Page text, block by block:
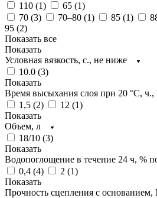
110 (1) 65 (1)
70 (3) 70–80 (1) 85 (1)
95 (2)
Показать все
Показать
Условная вязкость, с., не ниже
10.0 (3)
Показать
Время высыхания слоя при 20 °С, ч.,
1,5 (2) 12 (1)
Показать
Объем, л
18/10 (3)
Показать
Водопоглощение в течение 24 ч, %
0,4 (4) 2 (1)
Показать
Прочность сцепления с